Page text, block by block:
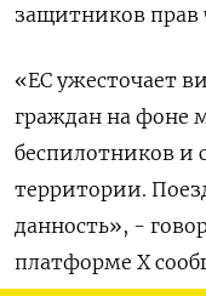
защитников прав
«ЕС ужесточает
граждан на фоне
беспилотников и
территории.
данность», -
платформе X